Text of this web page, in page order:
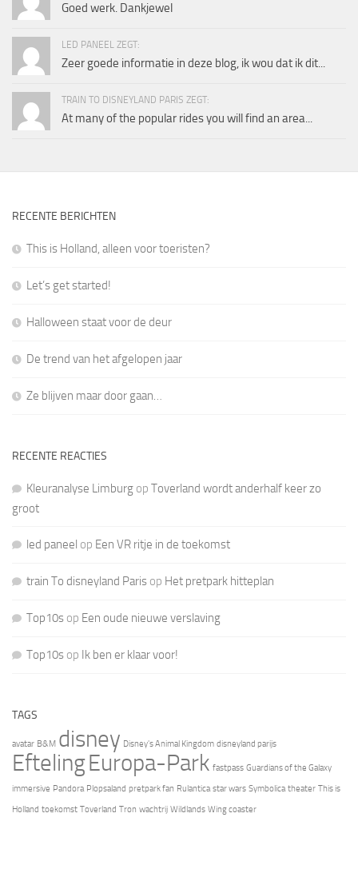
Goed werk. Dankjewel
LED PANEEL ZEGT:
Zeer goede informatie in deze blog, ik wou dat ik dit...
TRAIN TO DISNEYLAND PARIS ZEGT:
At many of the popular rides you will find an area...
RECENTE BERICHTEN
This is Holland, alleen voor toeristen?
Let’s get started!
Halloween staat voor de deur
De trend van het afgelopen jaar
Ze blijven maar door gaan…
RECENTE REACTIES
Kleuranalyse Limburg op Toverland wordt anderhalf keer zo
groot
led paneel op Een VR ritje in de toekomst
train To disneyland Paris op Het pretpark hitteplan
Top10s op Een oude nieuwe verslaving
Top10s op Ik ben er klaar voor!
TAGS
avatar B&M disney Disney's Animal Kingdom disneyland parijs
EftelingEuropa-Park fastpass Guardians of the Galaxy
immersive Pandora Plopsaland pretpark fan Rulantica star wars Symbolica theater This is
Holland toekomst Toverland Tron wachtrij Wildlands Wing coaster